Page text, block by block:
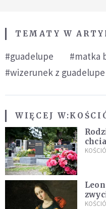
TEMATY W
#guadelupe
#matka
#wizerunek z guadelupe
WIĘCEJ W: